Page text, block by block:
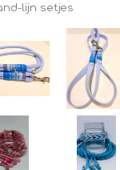
lijn setjes